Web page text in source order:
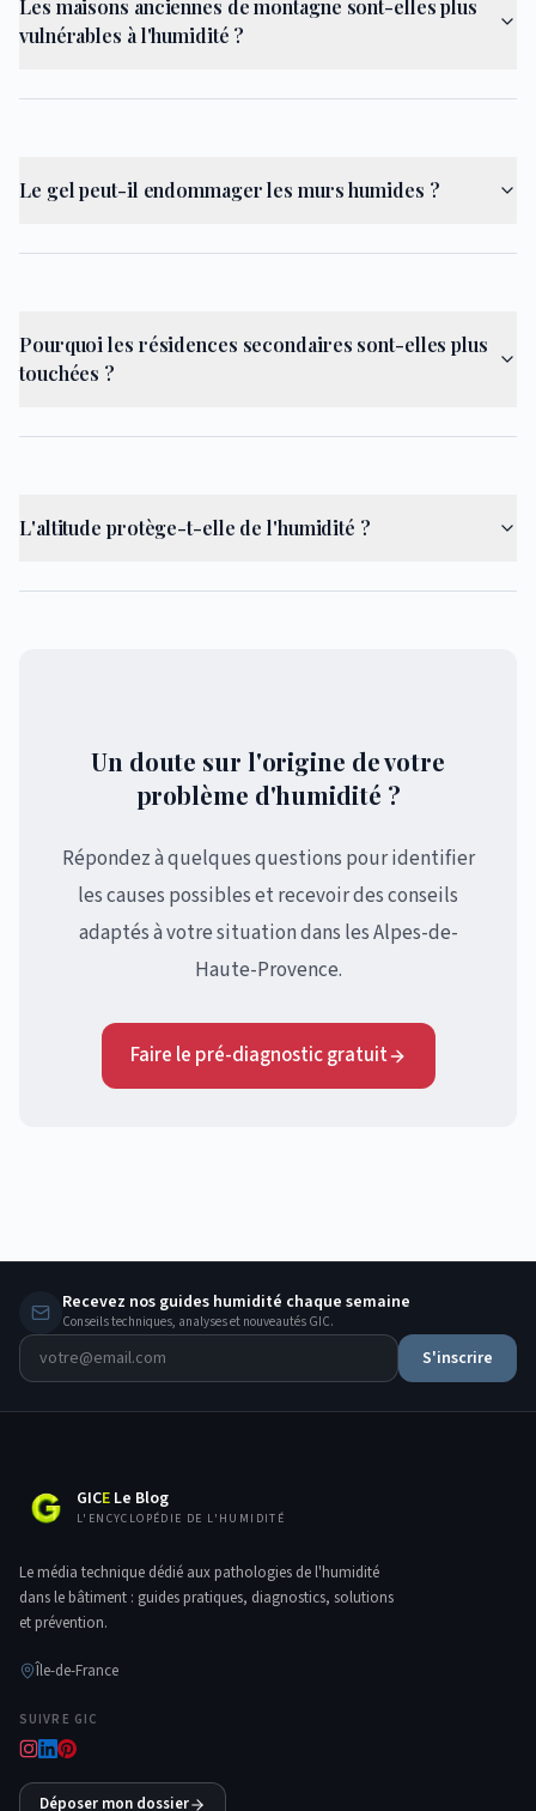
Les maisons anciennes de montagne sont-elles plus
vulnérables à l'humidité ?
Le gel peut-il endommager les murs humides ?
Pourquoi les résidences secondaires sont-elles plus
touchées ?
L'altitude protège-t-elle de l'humidité ?
Un doute sur l'origine de votre
problème d'humidité ?
Répondez à quelques questions pour identifier
les causes possibles et recevoir des conseils
adaptés à votre situation dans les Alpes-de-
Haute-Provence.
Faire le pré-diagnostic gratuit
Recevez nos guides humidité chaque semaine
Conseils techniques, analyses et nouveautés GIC.
S'inscrire
GICE Le Blog
L'ENCYCLOPÉDIE DE L'HUMIDITÉ
Le média technique dédié aux pathologies de l'humidité
dans le bâtiment : guides pratiques, diagnostics, solutions
et prévention.
Île-de-France
SUIVRE GIC
Déposer mon dossier